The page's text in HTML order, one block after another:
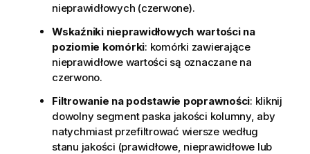
nieprawidłowych (czerwone).
Wskaźniki nieprawidłowych wartości na
poziomie komórki: komórki zawierające
nieprawidłowe wartości są oznaczane na
czerwono.
Filtrowanie na podstawie poprawności: kliknij
dowolny segment paska jakości kolumny, aby
natychmiast przefiltrować wiersze według
stanu jakości (prawidłowe, nieprawidłowe lub